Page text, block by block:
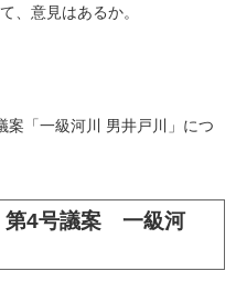
、意見はあるか。
案「一級河川 男井戸川」につ
4号議案 一級河